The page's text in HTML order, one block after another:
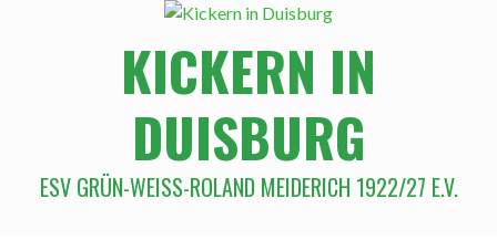
KICKERN IN
DUISBURG
ESV GRÜN-WEISS-ROLAND MEIDERICH 1922/27 E.V.